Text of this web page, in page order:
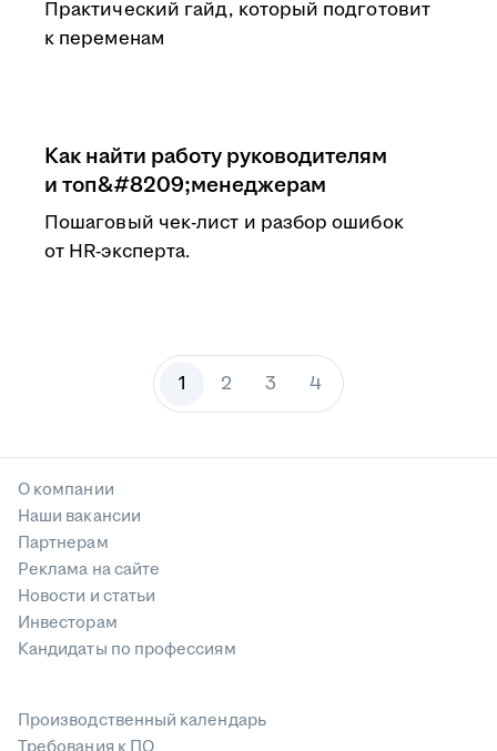
Практический гайд, который подготовит
к переменам
Как найти работу руководителям
и топ&#8209;менеджерам
Пошаговый чек-лист и разбор ошибок
от HR-эксперта.
1 2 3 4
О компании
Наши вакансии
Партнерам
Реклама на сайте
Новости и статьи
Инвесторам
Кандидаты по профессиям
Производственный календарь